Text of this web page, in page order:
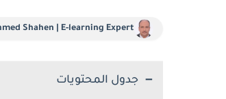
Shahen | E-learning Expert
جدول المحتويات